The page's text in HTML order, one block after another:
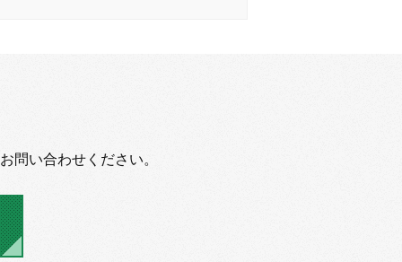
問い合わせください。